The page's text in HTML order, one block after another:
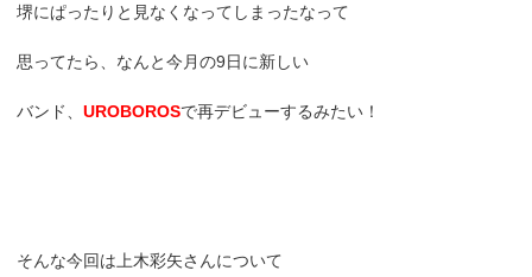
堺にぱったりと見なくなってしまったなって
思ってたら、なんと今月の9日に新しい
バンド、UROBOROSで再デビューするみたい！
そんな今回は上木彩矢さんについて